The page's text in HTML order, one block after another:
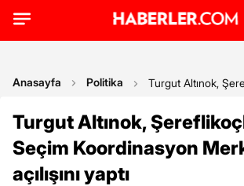
Anasayfa Politika Turgut Altınok,
Turgut Altınok,
Seçim Koordinasyon
açılışını yaptı